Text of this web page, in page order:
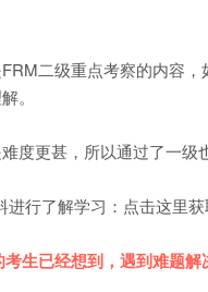
二级重点考察的内容，
。
更甚，所以通过了一级也
了解学习：点击这里获
已经想到，遇到难题解